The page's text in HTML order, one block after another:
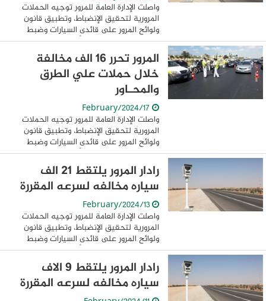
واصلت الإدارة العامة للمرور توجيه الحملات
المرورية لتحقيق الإنضباط، وتطبيق قانون
ولوائح المرور على قائدى السيارات وضبط
المخالفين منهم.. حيث أسفرت جهودها
خلال 24 ساعة عن ضبط 19779مخالفة
مرورية متنوعة ...
المرور تحرر 16 الف مخالفة
خلال حملات علي الطرق
والمحـاور
واصلت الإدارة العامة للمرور توجيه الحملات
المرورية لتحقيق الإنضباط، وتطبيق قانون
ولوائح المرور على قائدى السيارات وضبط
المخالفين منهم.. حيث أسفرت جهودها
خلال 24 ساعة عن ضبط 16332 مخالفة
مرورية ...
رادار المرور يلتقط 21 الف
سياره مخالفه لسرعه المقررة
واصلت الإدارة العامة للمرور توجيه الحملات
المرورية لتحقيق الإنضباط، وتطبيق قانون
ولوائح المرور على قائدى السيارات وضبط
المخالفين منهم.. حيث أسفرت جهودها
خلال 24 ساعة عن ضبط 29262 مخالفة
مرورية ...
رادار المرور يلتقط 9 الاف
سياره مخالفه لسرعه المقررة